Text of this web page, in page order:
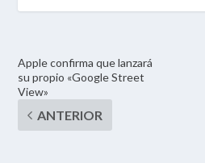
Apple confirma que lanzará
su propio «Google Street
View»